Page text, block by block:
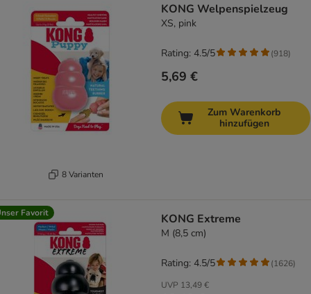
8 Varianten
KONG Welpenspielzeug
XS, pink
5,69 €
Rating: 4.5/5 (918)
Zum Warenkorb
hinzufügen
Favorit KONG Extreme
M (8,5 cm)
UVP 13,49 €
Rating: 4.5/5 (1626)